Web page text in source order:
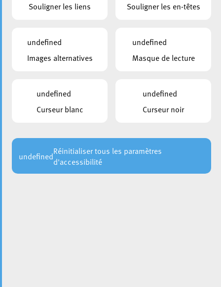
Souligner les liens
Souligner les en-têtes
undefined
Images alternatives
undefined
Masque de lecture
undefined
Curseur blanc
undefined
Curseur noir
undefinedRéinitialiser tous les paramètres
d'accessibilité